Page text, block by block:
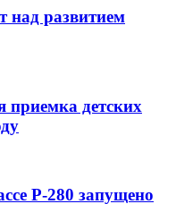
развитием
приемка детских
Р-280 запущено